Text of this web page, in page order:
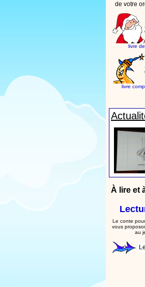
de votre
livre
livre
À lire et
Le conte
vous
au
Le